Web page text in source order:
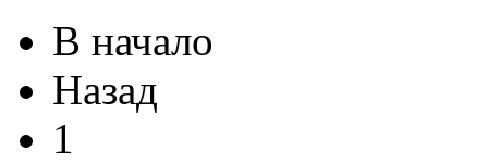
В начало
Назад
1